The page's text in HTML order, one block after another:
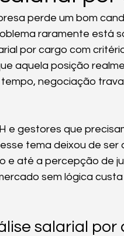
perde um bom
raramente está
por cargo com
aquela posição
negociação
e gestores que
tema deixou de ser
e até a percepção de
sem lógica
salarial por